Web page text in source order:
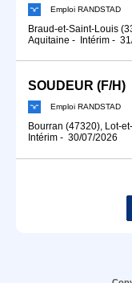
Emploi RANDSTAD
Braud-et-Saint-Louis
Aquitaine - Intérim -
SOUDEUR (F/H)
Emploi RANDSTAD
Bourran (47320), Lot-
Intérim - 30/07/2026